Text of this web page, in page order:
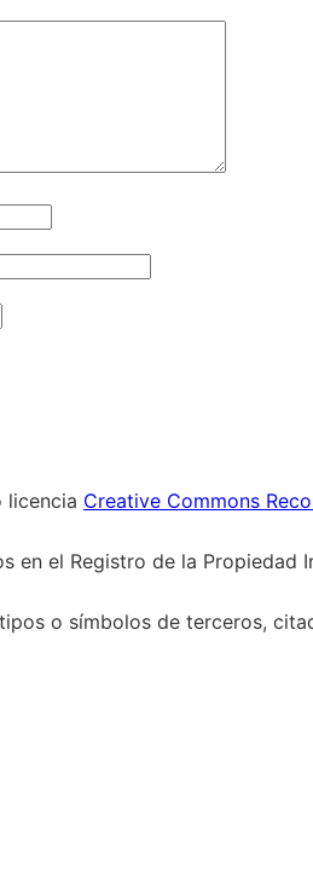
licencia Creative Commons
en el Registro de la Propiedad
o símbolos de terceros,